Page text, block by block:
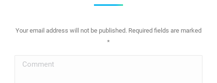
Your email address will not be published. Required fields are marked
*
Comment